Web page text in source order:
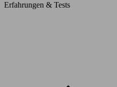
Erfahrungen & Tests